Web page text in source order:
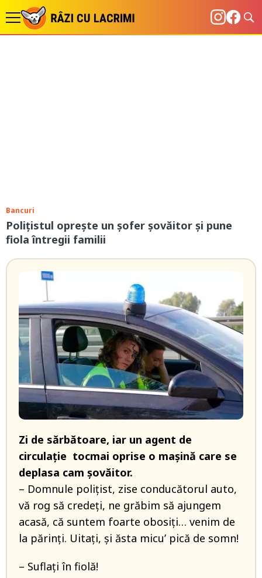
Bancuri
Polițistul oprește un șofer șovăitor și pune
fiola întregii familii
Zi de sărbătoare, iar un agent de
circulaţie tocmai oprise o maşină care se
deplasa cam şovăitor.
– Domnule poliţist, zise conducătorul auto,
vă rog să credeţi, ne grăbim să ajungem
acasă, că suntem foarte obosiţi… venim de
la părinţi. Uitaţi, şi ăsta micu’ pică de somn!
– Suflaţi în fiolă!